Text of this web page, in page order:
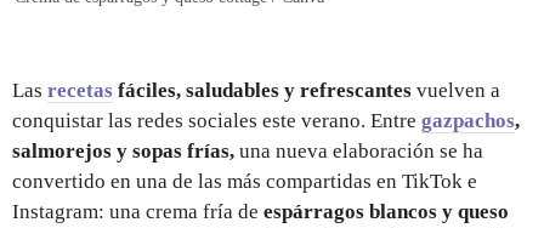
Las recetas fáciles, saludables y refrescantes vuelven a
conquistar las redes sociales este verano. Entre gazpachos,
salmorejos y sopas frías, una nueva elaboración se ha
convertido en una de las más compartidas en TikTok e
Instagram: una crema fría de espárragos blancos y queso